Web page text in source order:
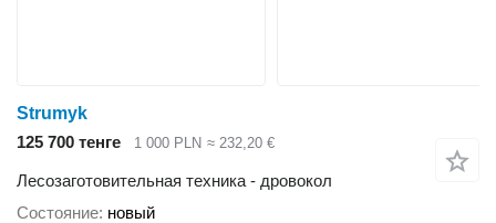
Strumyk
125 700 тенге
1 000 PLN ≈ 232,20 €
Лесозаготовительная техника - дровокол
Состояние новый